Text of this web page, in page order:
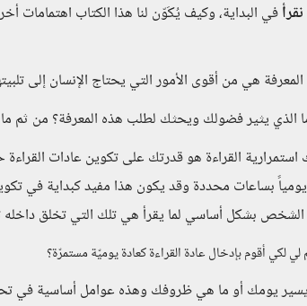
في البداية، وكيف يُكَوّن لنا هذا الكتاب
هي من أقوى الأمور التي يحتاج الإنسان إلى
الذي يثير فضولك ويحثك لطلب هذه المعرفة؟ من ثم ما
استمرارية القراءة هو قدرتك على تكوين عادات
بساعات محددة وقد يكون هذا مفيد كبداية في
بشكل أساسي لما يقرأ هي تلك التي تخلق داخله
لكي أقوم بإدخال عادة القراءة كعادة يوميّة مستمرّة؟
يومك أو ما هي ظروفك وهذه عوامل أساسية في